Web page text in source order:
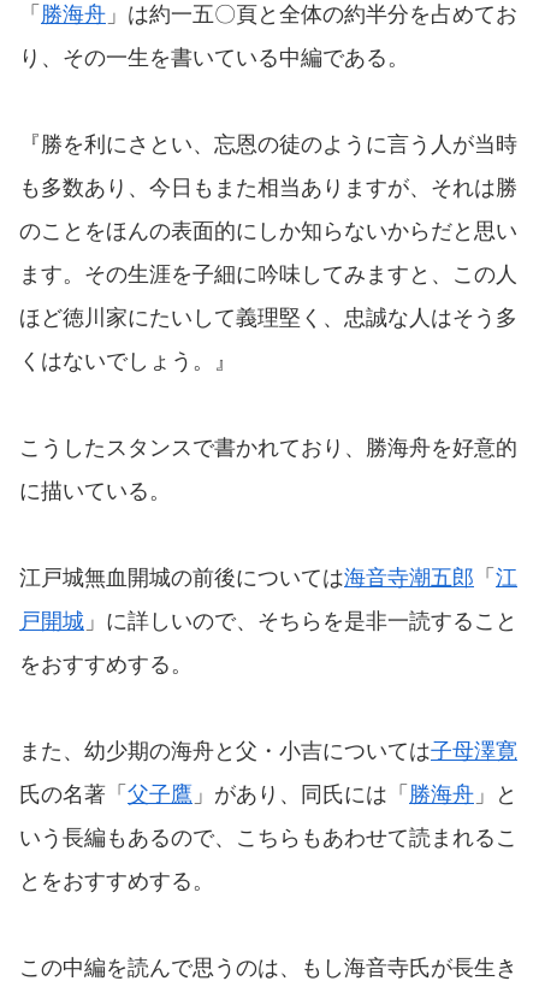
「 勝海舟 」は約一五〇頁と全体の約半分を占めてお
り、その一生を書いている中編である。
『勝を利にさとい、忘恩の徒のように言う人が当時
も多数あり、今日もまた相当ありますが、それは勝
のことをほんの表面的にしか知らないからだと思い
ます。その生涯を子細に吟味してみますと、この人
ほど徳川家にたいして義理堅く、忠誠な人はそう多
くはないでしょう。』
こうしたスタンスで書かれており、勝海舟を好意的
に描いている。
江戸城無血開城の前後については海音寺潮五郎 「 江
戸開城 」に詳しいので、そちらを是非一読すること
をおすすめする。
また、幼少期の海舟と父・小吉については子母澤寛
氏の名著「 父子鷹 」があり、同氏には「 勝海舟 」と
いう長編もあるので、こちらもあわせて読まれるこ
とをおすすめする。
この中編を読んで思うのは、もし海音寺氏が長生き